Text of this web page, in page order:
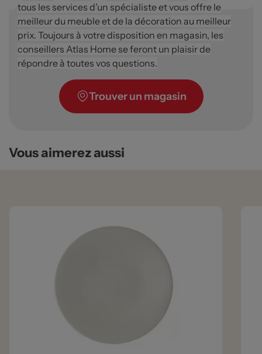
tous les services d’un spécialiste et vous offre le
meilleur du meuble et de la décoration au meilleur
prix. Toujours à votre disposition en magasin, les
conseillers Atlas Home se feront un plaisir de
répondre à toutes vos questions.
Trouver un magasin
Vous aimerez aussi